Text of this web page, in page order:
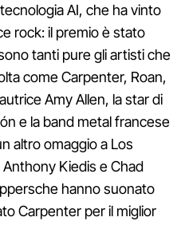
AI, che ha vinto
rock: il premio è stato
tanti pure gli artisti che
come Carpenter, Roan,
Amy Allen, la star di
e la band metal francese
altro omaggio a Los
Kiedis e Chad
hanno suonato
Carpenter per il miglior